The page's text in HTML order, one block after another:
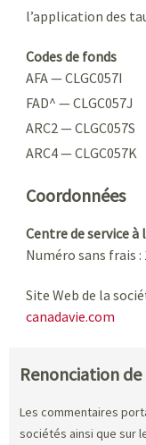
l’application des
Codes de fonds
AFA — CLGC057I
FAD^ — CLGC057J
ARC2 — CLGC057S
ARC4 — CLGC057K
Coordonnées
Centre de service
Numéro sans frais :
Site Web de la
canadavie.com
Renonciation
Les commentaires
sociétés ainsi que sur